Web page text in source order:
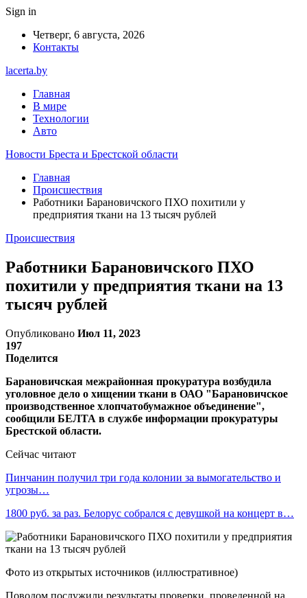
Sign in
Четверг, 6 августа, 2026
Контакты
lacerta.by
Главная
В мире
Технологии
Авто
Новости Бреста и Брестской области
Главная
Происшествия
Работники Барановичского ПХО похитили у
предприятия ткани на 13 тысяч рублей
Происшествия
Работники Барановичского ПХО
похитили у предприятия ткани на 13
тысяч рублей
Опубликовано Июл 11, 2023
197
Поделится
Барановичская межрайонная прокуратура возбудила
уголовное дело о хищении ткани в ОАО "Барановичское
производственное хлопчатобумажное объединение",
сообщили БЕЛТА в службе информации прокуратуры
Брестской области.
Сейчас читают
Пинчанин получил три года колонии за вымогательство и
угрозы…
1800 руб. за раз. Белорус собрался с девушкой на концерт в…
Фото из открытых источников (иллюстративное)
Поводом послужили результаты проверки, проведенной на